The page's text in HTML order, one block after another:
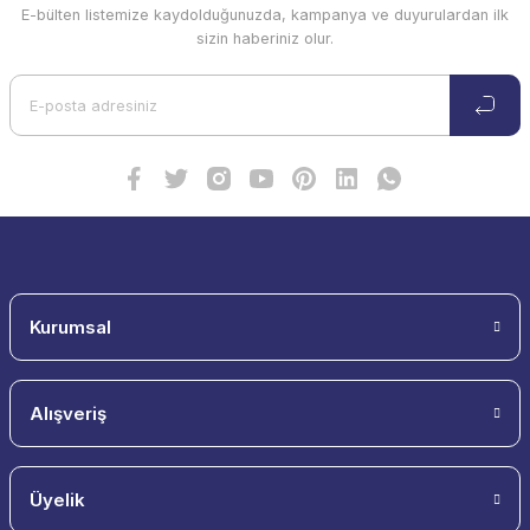
Ürün resmi kalitesiz, bozuk veya görüntülenemiyor.
E-bülten listemize kaydolduğunuzda, kampanya ve duyurulardan ilk
sizin haberiniz olur.
Kurumsal
Alışveriş
Üyelik